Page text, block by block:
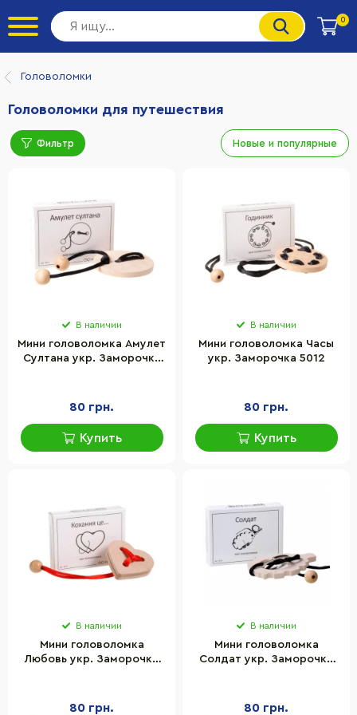
0
Головоломки
Головоломки для путешествия
Фильтр Новые и популярные
В наличии
Мини головоломка Амулет
Султана укр. Заморочка
80 грн.
Купить
В наличии
Мини головоломка Часы
укр. Заморочка 5012
80 грн.
Купить
В наличии
Мини головоломка
Любовь укр. Заморочка
80 грн.
В наличии
Мини головоломка
Солдат укр. Заморочка
80 грн.